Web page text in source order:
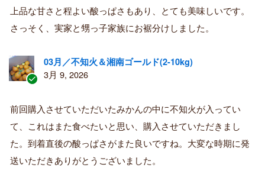
者
上品な甘さと程よい酸っぱさもあり、とても美味しいです。
さっそく、実家と甥っ子家族にお裾分けしました。
証
済
み
購
者
03月／不知火＆湘南ゴールド(2-10kg)
3月 9, 2026
前回購入させていただいたみかんの中に不知火が入ってい
て、これはまた食べたいと思い、購入させていただきまし
た。到着直後の酸っぱさがまた良いですね。大変な時期に発
送いただきありがとうございました。